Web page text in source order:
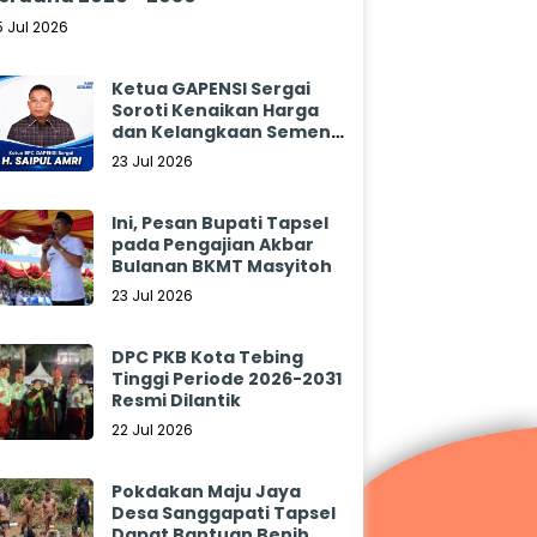
Jul 2026
Ketua GAPENSI Sergai
Soroti Kenaikan Harga
dan Kelangkaan Semen,
Minta Pemerintah
23 Jul 2026
Ini, Pesan Bupati Tapsel
pada Pengajian Akbar
Bulanan BKMT Masyitoh
23 Jul 2026
DPC PKB Kota Tebing
Tinggi Periode 2026-2031
Resmi Dilantik
22 Jul 2026
Pokdakan Maju Jaya
Desa Sanggapati Tapsel